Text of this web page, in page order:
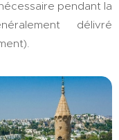
pendant la
délivré